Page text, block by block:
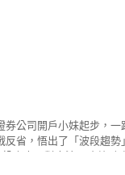
公司開戶小妹起步，
省，悟出了「波段趨
資人用對方法、改善